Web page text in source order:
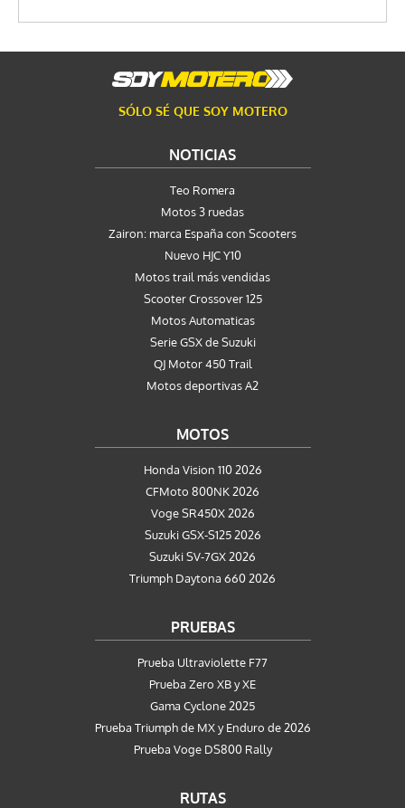
SÓLO SÉ QUE SOY MOTERO
NOTICIAS
Teo Romera
Motos 3 ruedas
Zairon: marca España con Scooters
Nuevo HJC Y10
Motos trail más vendidas
Scooter Crossover 125
Motos Automaticas
Serie GSX de Suzuki
QJ Motor 450 Trail
Motos deportivas A2
MOTOS
Honda Vision 110 2026
CFMoto 800NK 2026
Voge SR450X 2026
Suzuki GSX-S125 2026
Suzuki SV-7GX 2026
Triumph Daytona 660 2026
PRUEBAS
Prueba Ultraviolette F77
Prueba Zero XB y XE
Gama Cyclone 2025
Prueba Triumph de MX y Enduro de 2026
Prueba Voge DS800 Rally
RUTAS